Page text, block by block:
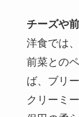
チーズや
洋食では
前菜との
ば、ブリ
クリーミ